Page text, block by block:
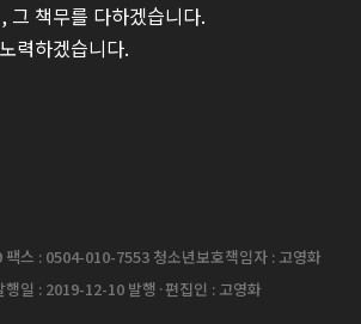
그 책무를 다하겠습니다.
력하겠습니다.
스 : 0504-010-7553 청소년보호책임자 : 고영화
일 : 2019-12-10 발행·편집인 : 고영화